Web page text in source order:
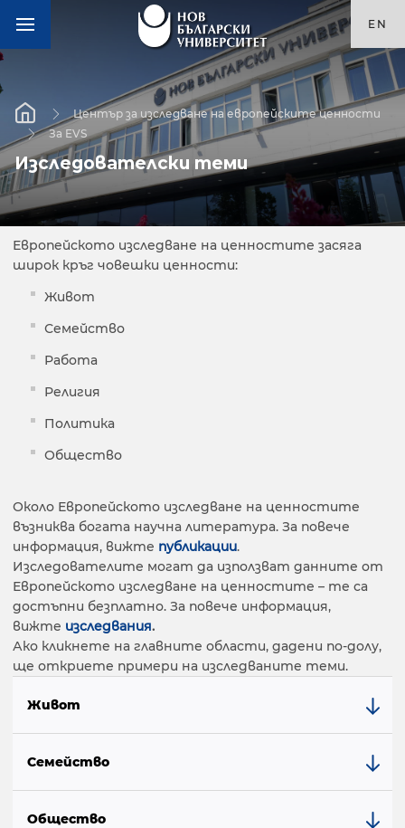
EN
Център за изследване на европейските ценности
За EVS
Изследователски теми
Европейското изследване на ценностите засяга
широк кръг човешки ценности:
Живот
Семейство
Работа
Религия
Политика
Общество
Около Европейското изследване на ценностите
възниква богата научна литература. За повече
информация, вижте публикации.
Изследователите могат да използват данните от
Европейското изследване на ценностите – те са
достъпни безплатно. За повече информация,
вижте изследвания.
Ако кликнете на главните области, дадени по-долу,
ще откриете примери на изследваните теми.
Живот
Семейство
Общество